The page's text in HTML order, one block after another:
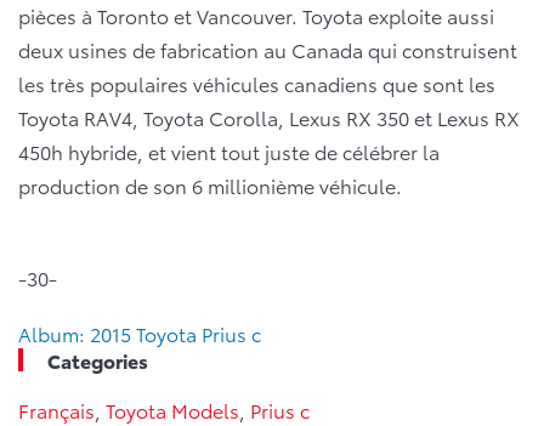
pièces à Toronto et Vancouver. Toyota exploite aussi
deux usines de fabrication au Canada qui construisent
les très populaires véhicules canadiens que sont les
Toyota RAV4, Toyota Corolla, Lexus RX 350 et Lexus RX
450h hybride, et vient tout juste de célébrer la
production de son 6 millionième véhicule.
-30-
Album: 2015 Toyota Prius c
Categories
Français Toyota Models Prius c